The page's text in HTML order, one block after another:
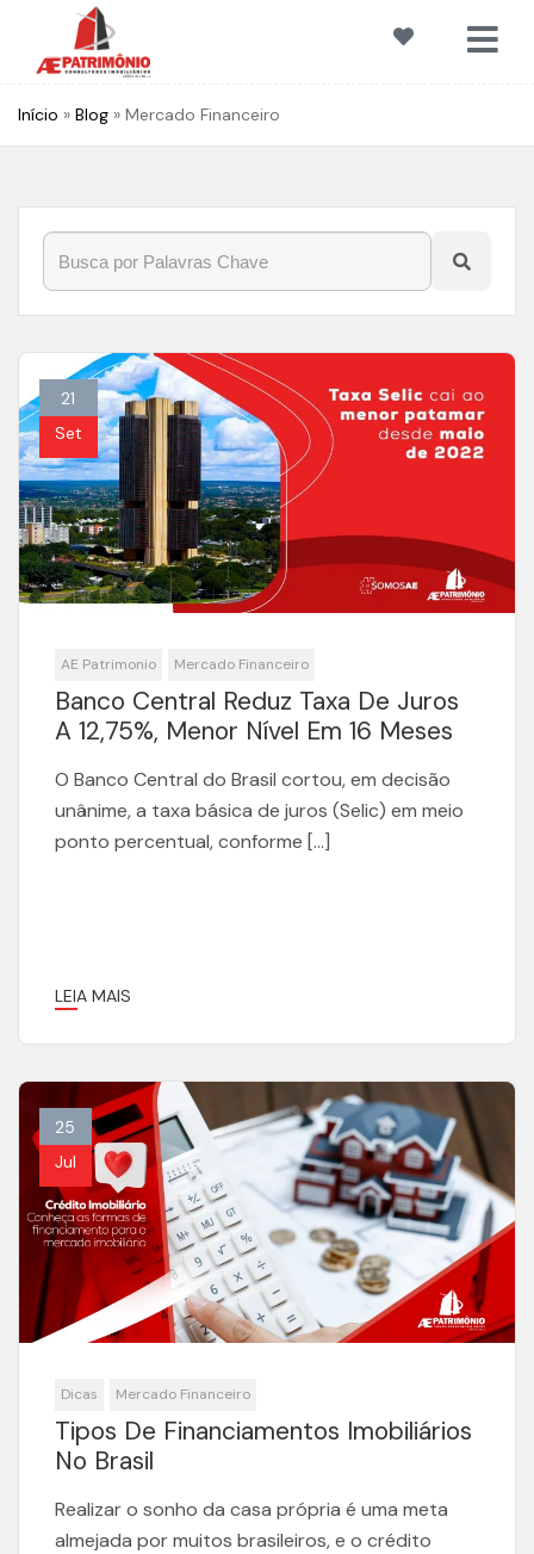
Início » Blog » Mercado Financeiro
21
Set
AE Patrimonio Mercado Financeiro
Banco Central Reduz Taxa De Juros
A 12,75%, Menor Nível Em 16 Meses
O Banco Central do Brasil cortou, em decisão
unânime, a taxa básica de juros (Selic) em meio
ponto percentual, conforme […]
LEIA MAIS
25
Jul
Dicas Mercado Financeiro
Tipos De Financiamentos Imobiliários
No Brasil
Realizar o sonho da casa própria é uma meta
almejada por muitos brasileiros, e o crédito